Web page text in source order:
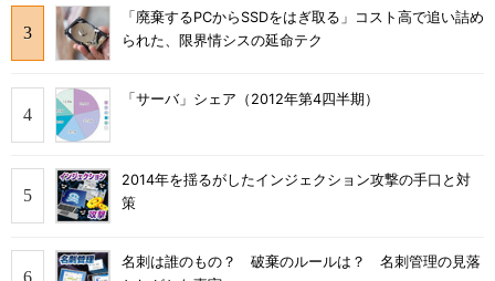
「廃棄するPCからSSDをはぎ取る」コスト高で追い詰め
られた、限界情シスの延命テク
「サーバ」シェア（2012年第4四半期）
2014年を揺るがしたインジェクション攻撃の手口と対
策
名刺は誰のもの？ 破棄のルールは？ 名刺管理の見落